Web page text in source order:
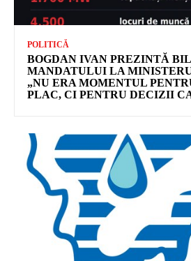
POLITICĂ
BOGDAN IVAN PREZINTĂ
MANDATULUI LA
„NU ERA MOMENTUL
PLAC, CI PENTRU DECIZII